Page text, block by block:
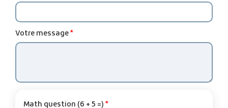
Votre message
Math question (6 + 5 =)